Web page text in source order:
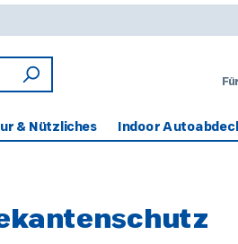
& Nützliches Indoor